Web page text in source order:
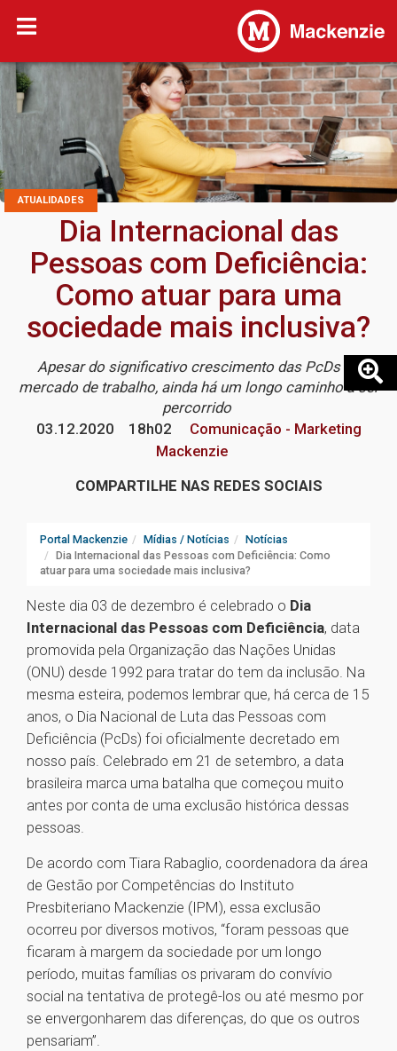
ATUALIDADES
Dia Internacional das
Pessoas com Deficiência:
Como atuar para uma
sociedade mais inclusiva?
Apesar do significativo crescimento das PcDs no
mercado de trabalho, ainda há um longo caminho a ser
percorrido
03.12.2020
18h02
Comunicação - Marketing
Mackenzie
COMPARTILHE NAS REDES SOCIAIS
Portal Mackenzie Mídias / Notícias
Notícias
Dia Internacional das Pessoas com Deficiência: Como
atuar para uma sociedade mais inclusiva?
Neste dia 03 de dezembro é celebrado o Dia
Internacional das Pessoas com Deficiência, data
promovida pela Organização das Nações Unidas
(ONU) desde 1992 para tratar do tem da inclusão. Na
mesma esteira, podemos lembrar que, há cerca de 15
anos, o Dia Nacional de Luta das Pessoas com
Deficiência (PcDs) foi oficialmente decretado em
nosso país. Celebrado em 21 de setembro, a data
brasileira marca uma batalha que começou muito
antes por conta de uma exclusão histórica dessas
pessoas.
De acordo com Tiara Rabaglio, coordenadora da área
de Gestão por Competências do Instituto
Presbiteriano Mackenzie (IPM), essa exclusão
ocorreu por diversos motivos, “foram pessoas que
ficaram à margem da sociedade por um longo
período, muitas famílias os privaram do convívio
social na tentativa de protegê-los ou até mesmo por
se envergonharem das diferenças, do que os outros
pensariam”.